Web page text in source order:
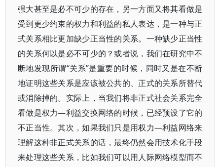
强大甚至是必不可少的存在，另一方面又将其看做是
受到更少约束的权力和利益的私人表达，是一种与正
式关系相比更加缺少正当性的关系。一种缺少正当性
的关系何以是必不可少的？或者说，我们在研究中不
断地发现所谓“关系”是重要的时候，同时又是在不断
地证明这些关系是应该被公共的、正式的关系所替代
或消除掉的。实际上，当我们将非正式社会关系完全
看做是权力—利益交换网络的时候，已经预设了它的
不正当性。其次，如果我们只是用权力—利益网络来
理解这种非正式关系的话，最终仍然会用技术化手段
来处理这些关系，比如我们可以用人际网络模型而不